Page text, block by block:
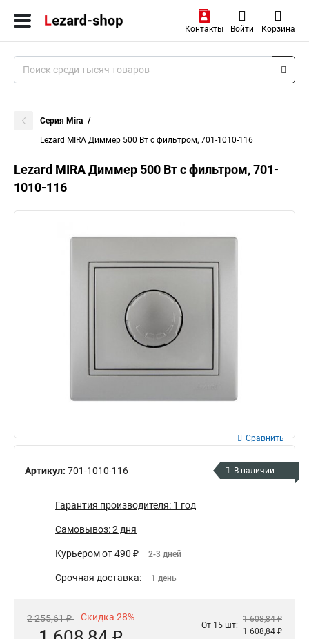
Контакты Войти Корзина
Серия Mira
Lezard MIRA Диммер 500 Вт с фильтром, 701-1010-116
Lezard MIRA Диммер 500 Вт с фильтром, 701-
1010-116
Артикул: 701-1010-116
Сравнить
В наличии
Гарантия производителя: 1 год
Самовывоз: 2 дня
Курьером от 490 ₽ 2-3 дней
Срочная доставка: 1 день
2 255,61 ₽ Скидка 28%
От 15 шт:
1 608,84 ₽
1 608,84 ₽